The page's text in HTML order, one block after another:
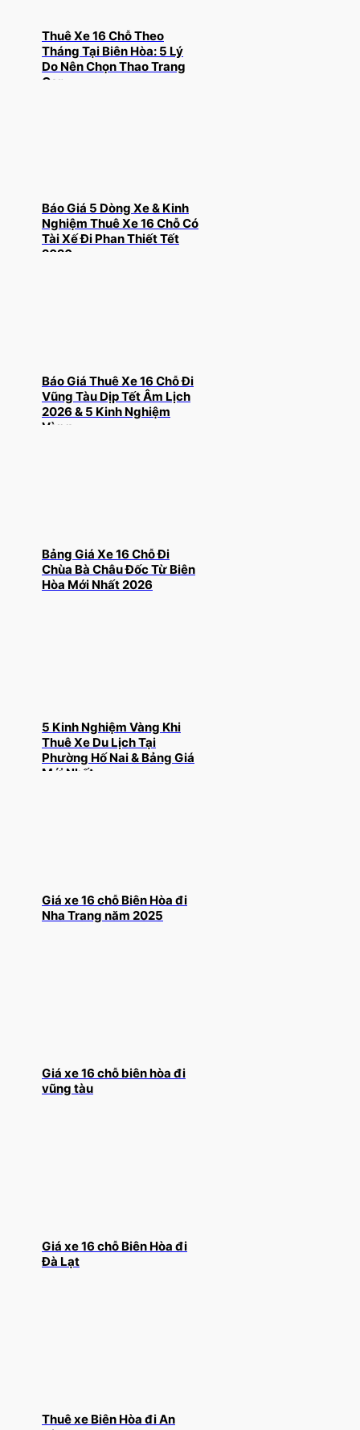
Thuê Xe 16 Chỗ Theo
Tháng Tại Biên Hòa: 5 Lý
Do Nên Chọn Thao Trang
Car
Báo Giá 5 Dòng Xe & Kinh
Nghiệm Thuê Xe 16 Chỗ Có
Tài Xế Đi Phan Thiết Tết
2026
Báo Giá Thuê Xe 16 Chỗ Đi
Vũng Tàu Dịp Tết Âm Lịch
2026 & 5 Kinh Nghiệm
Vàng
Bảng Giá Xe 16 Chỗ Đi
Chùa Bà Châu Đốc Từ Biên
Hòa Mới Nhất 2026
5 Kinh Nghiệm Vàng Khi
Thuê Xe Du Lịch Tại
Phường Hố Nai & Bảng Giá
Mới Nhất
Giá xe 16 chỗ Biên Hòa đi
Nha Trang năm 2025
Giá xe 16 chỗ biên hòa đi
vũng tàu
Giá xe 16 chỗ Biên Hòa đi
Đà Lạt
Thuê xe Biên Hòa đi An